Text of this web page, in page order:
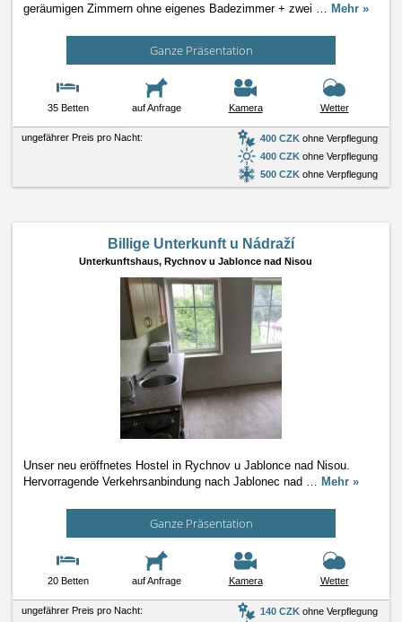
geräumigen Zimmern ohne eigenes Badezimmer + zwei … Mehr »
Ganze Präsentation
35 Betten auf Anfrage Kamera Wetter
ungefährer Preis pro Nacht: 400 CZK ohne Verpflegung
400 CZK ohne Verpflegung
500 CZK ohne Verpflegung
Billige Unterkunft u Nádraží
Unterkunftshaus, Rychnov u Jablonce nad Nisou
Unser neu eröffnetes Hostel in Rychnov u Jablonce nad Nisou.
Hervorragende Verkehrsanbindung nach Jablonec nad … Mehr »
Ganze Präsentation
20 Betten auf Anfrage Kamera Wetter
ungefährer Preis pro Nacht: 140 CZK ohne Verpflegung